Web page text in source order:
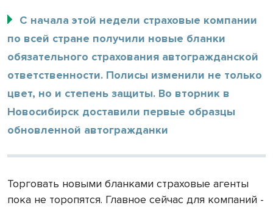
С начала этой недели страховые компании
по всей стране получили новые бланки
обязательного страхования автогражданской
ответственности. Полисы изменили не только
цвет, но и степень защиты. Во вторник в
Новосибирск доставили первые образцы
обновленной автогражданки
Торговать новыми бланками страховые агенты
пока не торопятся. Главное сейчас для компаний -